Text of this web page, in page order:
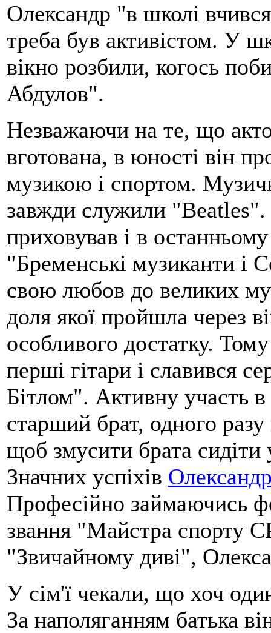
Олександр "в школі
треба був активістом. У
вікно розбили, когось
Абдулов".
Незважаючи на те, що
вготована, в юності він
музикою і спортом.
завжди служили "Beatles".
приховував і в
"Бременські музиканти і
свою любов до великих
доля якої пройшла через
особливого достатку.
перші гітари і славився
Бітлом". Активну участь
старший брат, одного
щоб змусити брата сидіти
Значних успіхів
Професійно займаючись
звання "Майстра спорту
"Звичайному диві",
У сім'ї чекали, що хоч
За наполяганням батька